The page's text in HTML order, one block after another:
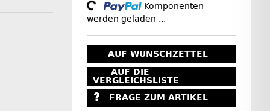
Loading...
Komponenten
werden geladen ...
AUF WUNSCHZETTEL
AUF DIE
VERGLEICHSLISTE
FRAGE ZUM ARTIKEL